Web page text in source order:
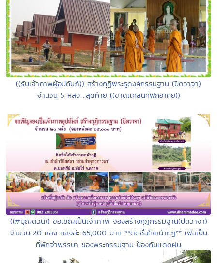
((รับเจ้าภาพผู้อุปถัมภ์))..สร้างกุฏิพระธูดงค์กรรมฐาน (ปิดวาจา)
จำนวน 5 หลัง ..สุดท้าย ((ขาดเเคลนที่พักอาศัย))
((#บุญด่วน)) ขอเชิญเป็นเจ้าภาพ จองสร้างกุฏิกรรมฐาน(ปิดวาจา)
จำนวน 20 หลัง หลังล่ะ 65,000 บาท **ติดชื่อให้หน้ากุฏิ** เพื่อเป็น
ที่พักจำพรรษา ของพระกรรมฐาน ป้องกันเเดดฝน